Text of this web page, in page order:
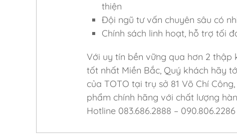
thiện
Đội ngũ tư vấn chuyên sâu có
Chính sách linh hoạt, hỗ trợ tối
Với uy tín bền vững qua hơn 2 thập
tốt nhất Miền Bắc, Quý khách hãy
của TOTO tại trụ sở 81 Võ Chí
phẩm chính hãng với chất lượng
Hotline 083.686.2888 –